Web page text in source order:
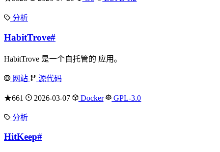
分析
HabitTrove#
HabitTrove 是一个自托管的 应用。
网站 源代码
★661 2026-03-07 Docker GPL-3.0
分析
HitKeep#